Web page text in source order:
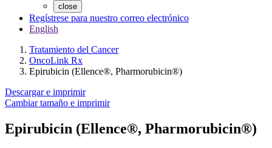
close
Regístrese para nuestro correo electrónico
English
Tratamiento del Cancer
OncoLink Rx
Epirubicin (Ellence®, Pharmorubicin®)
Descargar e imprimir
Cambiar tamaño e imprimir
Epirubicin (Ellence®, Pharmorubicin®)